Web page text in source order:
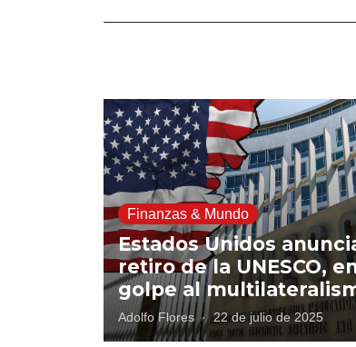
Finanzas & Mundo
Estados Unidos
retiro de la UNESCO,
golpe al
Adolfo Flores · 22 de julio de 2025